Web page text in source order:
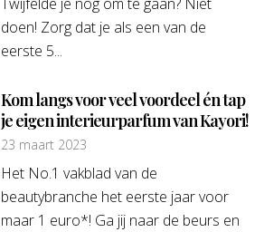
Twijfelde je nog om te gaan? Niet
doen! Zorg dat je als een van de
eerste 5...
Kom langs voor veel voordeel én tap
je eigen interieurparfum van Kayori!
23 maart 2023
Het No.1 vakblad van de
beautybranche het eerste jaar voor
maar 1 euro*! Ga jij naar de beurs en